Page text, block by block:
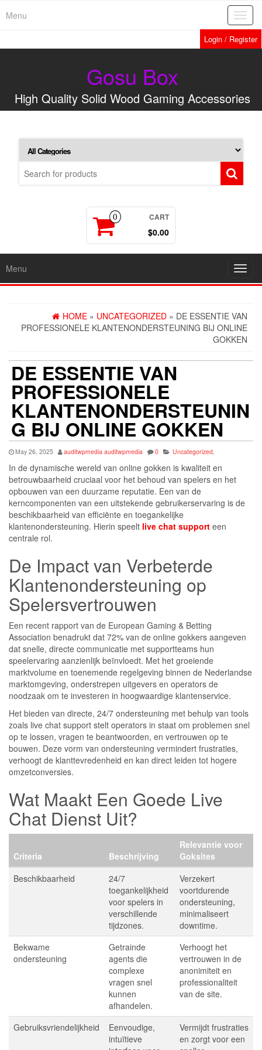
Menu
Login / Register
Gosu Box
High Quality Solid Wood Gaming Accessories
0 CART
$0.00
Menu
HOME » UNCATEGORIZED » DE ESSENTIE VAN
PROFESSIONELE KLANTENONDERSTEUNING BIJ ONLINE
GOKKEN
DE ESSENTIE VAN
PROFESSIONELE
KLANTENONDERSTEUNIN
G BIJ ONLINE GOKKEN
May 26, 2025 auditwpmedia auditwpmedia 0 Uncategorized,
In de dynamische wereld van online gokken is kwaliteit en
betrouwbaarheid cruciaal voor het behoud van spelers en het
opbouwen van een duurzame reputatie. Een van de
kerncomponenten van een uitstekende gebruikerservaring is de
beschikbaarheid van efficiënte en toegankelijke
klantenondersteuning. Hierin speelt live chat support een
centrale rol.
De Impact van Verbeterde
Klantenondersteuning op
Spelersvertrouwen
Een recent rapport van de European Gaming & Betting
Association benadrukt dat 72% van de online gokkers aangeven
dat snelle, directe communicatie met supportteams hun
speelervaring aanzienlijk beïnvloedt. Met het groeiende
marktvolume en toenemende regelgeving binnen de Nederlandse
marktomgeving, onderstrepen uitgevers en operators de
noodzaak om te investeren in hoogwaardige klantenservice.
Het bieden van directe, 24/7 ondersteuning met behulp van tools
zoals live chat support stelt operators in staat om problemen snel
op te lossen, vragen te beantwoorden, en vertrouwen op te
bouwen. Deze vorm van ondersteuning vermindert frustraties,
verhoogt de klanttevredenheid en kan direct leiden tot hogere
omzetconversies.
Wat Maakt Een Goede Live
Chat Dienst Uit?
Criteria Beschrijving
Relevantie voor
Goksites
Beschikbaarheid
24/7
toegankelijkheid
voor spelers in
verschillende
tijdzones.
Verzekert
voortdurende
ondersteuning,
minimaliseert
downtime.
Bekwame
ondersteuning
Getrainde
agents die
complexe
vragen snel
kunnen
afhandelen.
Verhoogt het
vertrouwen in de
anonimiteit en
professionaliteit
van de site.
Gebruiksvriendelijkheid
Eenvoudige,
intuïtieve
Vermijdt frustraties
en zorgt voor een